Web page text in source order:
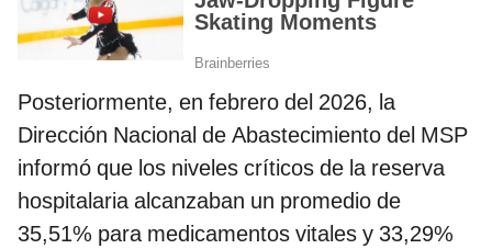
Posteriormente, en febrero del 2026, la
Dirección Nacional de Abastecimiento del MSP
informó que los niveles críticos de la reserva
hospitalaria alcanzaban un promedio de
35,51% para medicamentos vitales y 33,29%